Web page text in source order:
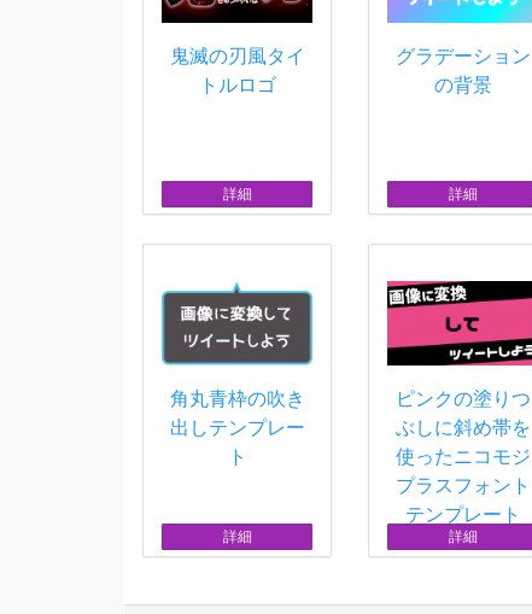
鬼滅の刃風タイ
トルロゴ
詳細
グラデーション
の背景
詳細
角丸青枠の吹き
出しテンプレー
ト
詳細
ピンクの塗りつ
ぶしに斜め帯を
使ったニコモジ
プラスフォント
テンプレート
詳細